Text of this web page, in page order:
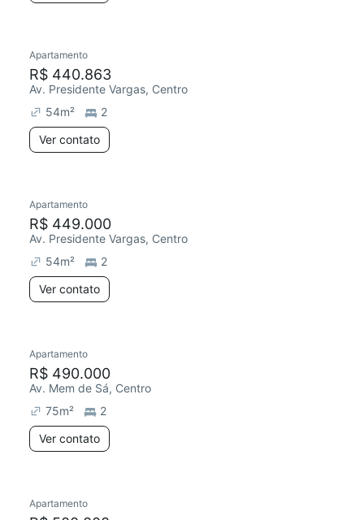
Apartamento
R$ 440.863
Av. Presidente Vargas, Centro
54m²
2
Ver contato
Chegou hoje
Apartamento
R$ 449.000
Av. Presidente Vargas, Centro
54m²
2
Ver contato
Apartamento
R$ 490.000
Av. Mem de Sá, Centro
75m²
2
Ver contato
Apartamento